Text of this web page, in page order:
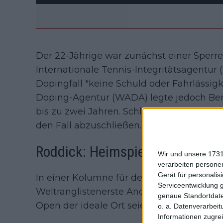
Wir und unsere
verarbeiten
Gerät für
Serviceentwicklung
genaue
o. a.
Informationen
Der 22-Jährige war zunächst einer
Internationale Tennis-Integritätsagentur
Dopingfall "keine Schuld oder
Doping-Agentur (WADA) legte jedoch
bis zu zwei Jahren. Schließlich einigte
den Fall abzuschließen.
Roddick: Heimspiel in Rom als
In einer Kolumne für den Blog Betway
Weltranglistenerste Andy Roddick
Open der ideale Ort seien, um die